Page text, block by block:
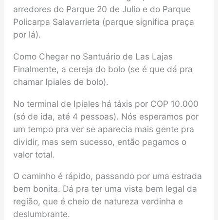
arredores do Parque 20 de Julio e do Parque
Policarpa Salavarrieta (parque significa praça
por lá).
Como Chegar no Santuário de Las Lajas
Finalmente, a cereja do bolo (se é que dá pra
chamar Ipiales de bolo).
No terminal de Ipiales há táxis por COP 10.000
(só de ida, até 4 pessoas). Nós esperamos por
um tempo pra ver se aparecia mais gente pra
dividir, mas sem sucesso, então pagamos o
valor total.
O caminho é rápido, passando por uma estrada
bem bonita. Dá pra ter uma vista bem legal da
região, que é cheio de natureza verdinha e
deslumbrante.